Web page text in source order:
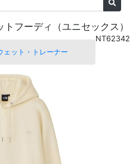
フーディ（ユニセックス）
NT62342
ェット・トレーナー